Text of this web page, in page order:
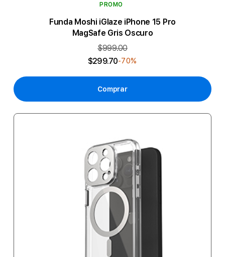
PROMO
Funda Moshi iGlaze iPhone 15 Pro
MagSafe Gris Oscuro
$999.00
$299.70-70%
Comprar